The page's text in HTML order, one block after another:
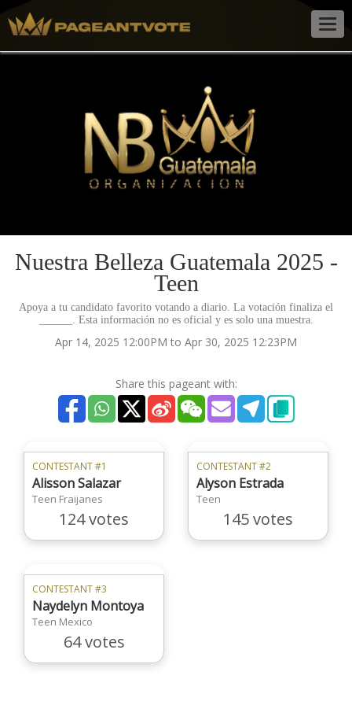
Nuestra Belleza Guatemala 2025 -
Teen
Apoya a tu candidato favorito votando a diario. La votación finaliza el
______. Esta información no es oficial y es solo una muestra.
Apr 14, 2025 12:00PM to Apr 30, 2025 12:23PM
Share this pageant with:
CONTESTANT #1
Alisson Salazar
Teen Fraijanes
124 votes
CONTESTANT #2
Alyson Estrada
Teen
145 votes
CONTESTANT #3
Naydelyn Montoya
Teen Mexico
64 votes